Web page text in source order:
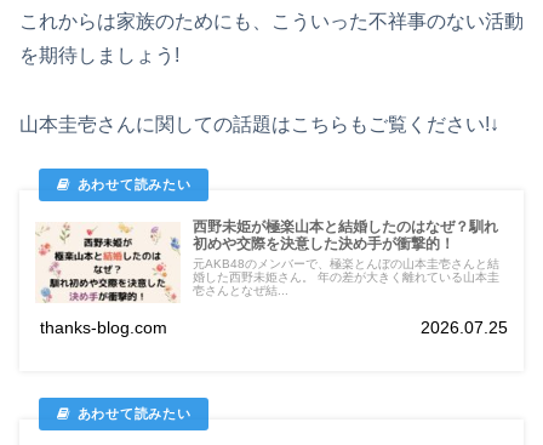
これからは家族のためにも、こういった不祥事のない活動
を期待しましょう!
山本圭壱さんに関しての話題はこちらもご覧ください!↓
西野未姫が極楽山本と結婚したのはなぜ？馴れ
初めや交際を決意した決め手が衝撃的！
元AKB48のメンバーで、極楽とんぼの山本圭壱さんと結
婚した西野未姫さん。 年の差が大きく離れている山本圭
壱さんとなぜ結...
thanks-blog.com 2026.07.25